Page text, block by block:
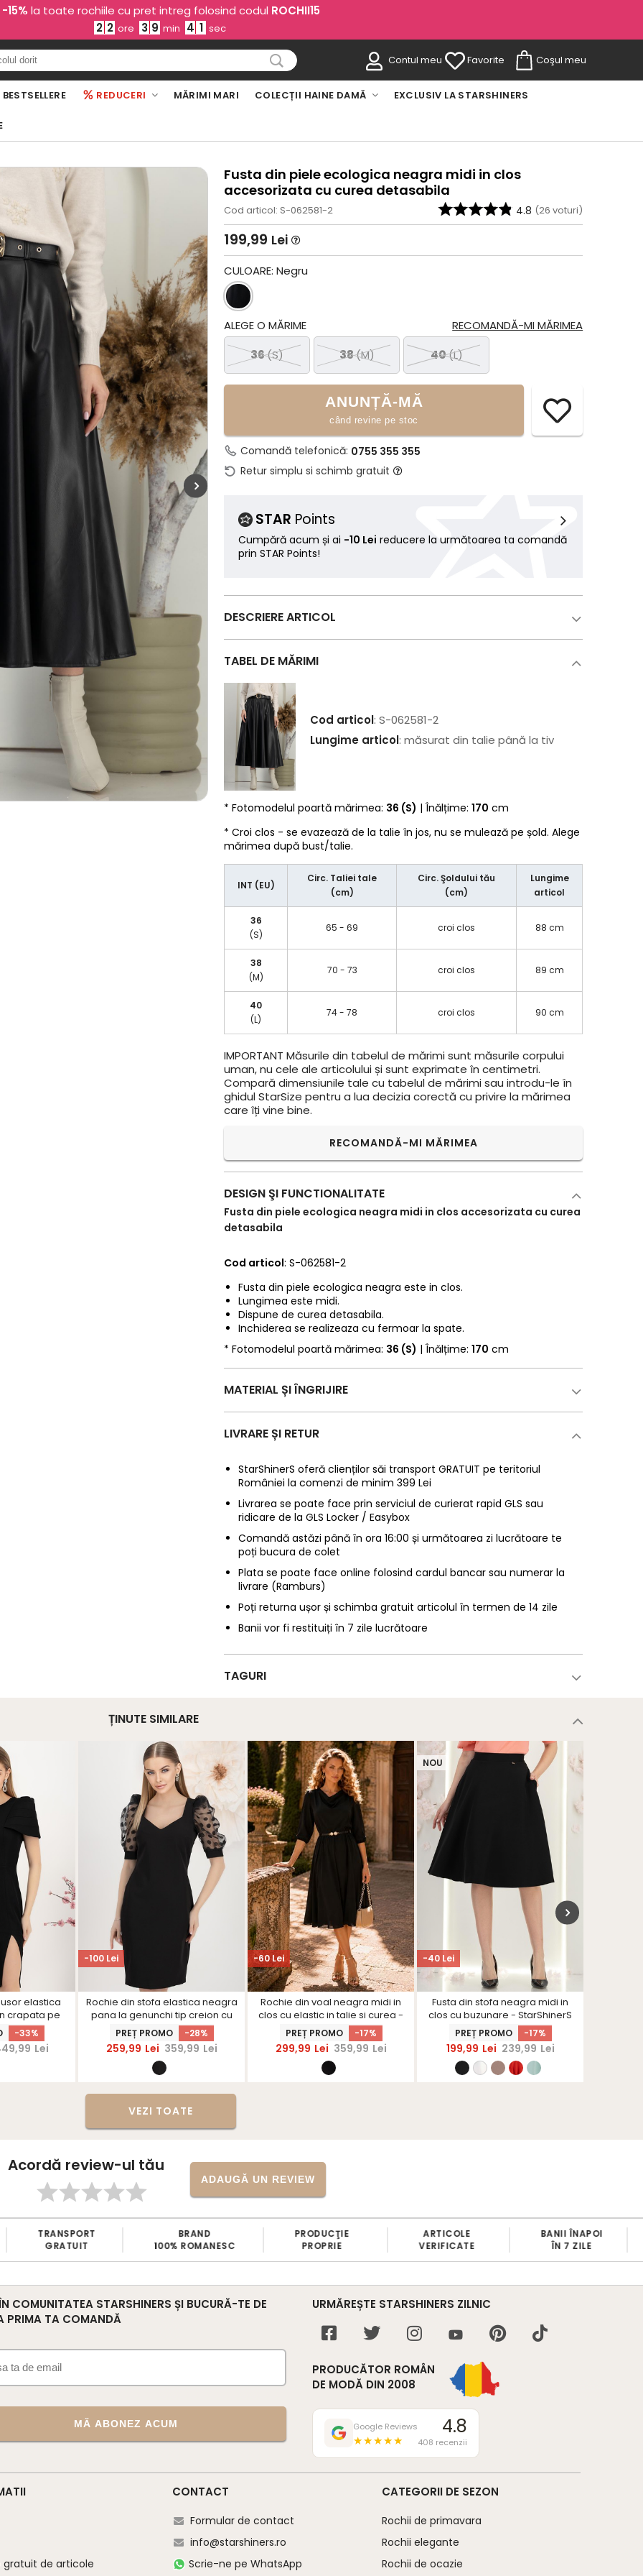
-15% la toate rochiile cu pret intreg folosind codul ROCHII15
2 2 ore 3 9 min 4 0 sec
Contul meu Favorite Coşul meu
BESTSELLERE REDUCERI MĂRIMI MARI COLECȚII HAINE DAMĂ EXCLUSIV LA STARSHINERS
Fusta din piele ecologica neagra midi in clos
accesorizata cu curea detasabila
Cod articol: S-062581-2 4.8 (26 voturi)
199,99 Lei
CULOARE:Negru
RECOMANDĂ-MI MĂRIMEA
ALEGE O MĂRIME
36(S) 38(M) 40(L)
ANUNȚĂ-MĂ
când revine pe stoc
Comandă telefonică: 0755 355 355
Retur simplu si schimb gratuit
STAR Points
Cumpără acum și ai -10 Lei reducere la următoarea ta comandă
prin STAR Points!
DESCRIERE ARTICOL
TABEL DE MĂRIMI
Cod articol: S-062581-2
Lungime articol: măsurat din talie până la tiv
* Fotomodelul poartă mărimea: 36 (S) | Înălțime:170 cm
* Croi clos - se evazează de la talie în jos, nu se mulează pe șold. Alege
mărimea după bust/talie.
INT (EU)
Circ. Taliei tale
(cm)
Circ. Şoldului tău
(cm)
Lungime
articol
36
(S)
65 - 69 croi clos 88 cm
38
(M)
70 - 73 croi clos 89 cm
40
(L)
74 - 78 croi clos 90 cm
IMPORTANT Măsurile din tabelul de mărimi sunt măsurile corpului
uman, nu cele ale articolului și sunt exprimate în centimetri.
Compară dimensiunile tale cu tabelul de mărimi sau introdu-le în
ghidul StarSize pentru a lua decizia corectă cu privire la mărimea
care îți vine bine.
RECOMANDĂ-MI MĂRIMEA
DESIGN ŞI FUNCTIONALITATE
Fusta din piele ecologica neagra midi in clos accesorizata cu curea
detasabila
Cod articol: S-062581-2
Fusta din piele ecologica neagra este in clos.
Lungimea este midi.
Dispune de curea detasabila.
Inchiderea se realizeaza cu fermoar la spate.
* Fotomodelul poartă mărimea: 36 (S) | Înălțime:170 cm
MATERIAL ȘI ÎNGRIJIRE
LIVRARE ȘI RETUR
StarShinerS oferă clienților săi transport GRATUIT pe teritoriul
României la comenzi de minim 399 Lei
Livrarea se poate face prin serviciul de curierat rapid GLS sau
ridicare de la GLS Locker / Easybox
Comandă astăzi până în ora 16:00 și următoarea zi lucrătoare te
poți bucura de colet
Plata se poate face online folosind cardul bancar sau numerar la
livrare (Ramburs)
Poți returna ușor și schimba gratuit articolul în termen de 14 zile
Banii vor fi restituiți în 7 zile lucrătoare
TAGURI
ȚINUTE SIMILARE
elastica
crapata pe
-33%
Lei
-100 Lei
Rochie din stofa elastica neagra
pana la genunchi tip creion cu
maneci bufante - StarShinerS
PREȚ PROMO -28%
259,99 Lei 359,99 Lei
-60 Lei
Rochie din voal neagra midi in
clos cu elastic in talie si curea -
StarShinerS
PREȚ PROMO -17%
299,99 Lei 359,99 Lei
-40 Lei
NOU
Fusta din stofa neagra midi in
clos cu buzunare - StarShinerS
PREȚ PROMO -17%
199,99 Lei 239,99 Lei
VEZI TOATE
Acordă review-ul tău
ADAUGĂ UN REVIEW
TRANSPORT
GRATUIT
100% ROMANESC
PRODUCŢIE
PROPRIE
ARTICOLE
VERIFICATE
BANII ÎNAPOI
ÎN 7 ZILE
COMUNITATEA STARSHINERS ȘI BUCURĂ-TE DE
PRIMA TA COMANDĂ
MĂ ABONEZ ACUM
URMĂREȘTE STARSHINERS ZILNIC
PRODUCĂTOR ROMÂN
DE MODĂ DIN 2008
Google Reviews
★★★★★
4.8
408 recenzii
gratuit de articole
CONTACT
Formular de contact
info@starshiners.ro
Scrie-ne pe WhatsApp
CATEGORII DE SEZON
Rochii de primavara
Rochii elegante
Rochii de ocazie